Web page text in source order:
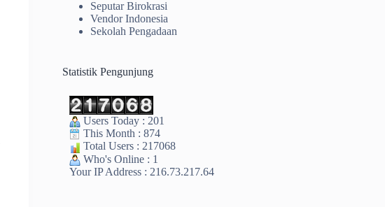
Seputar Birokrasi
Vendor Indonesia
Sekolah Pengadaan
Statistik Pengunjung
Users Today : 201
This Month : 874
Total Users : 217068
Who's Online : 1
Your IP Address : 216.73.217.64